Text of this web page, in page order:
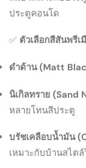
ประตูคอนโด
✅ ตัวเลือกสีสันพรีเ
ดำด้าน (Matt
นิเกิลทราย (Sand
หลายโทนสีประตู
บรัชเคลือบน้ำมัน
เหมาะกับบ้านสไต